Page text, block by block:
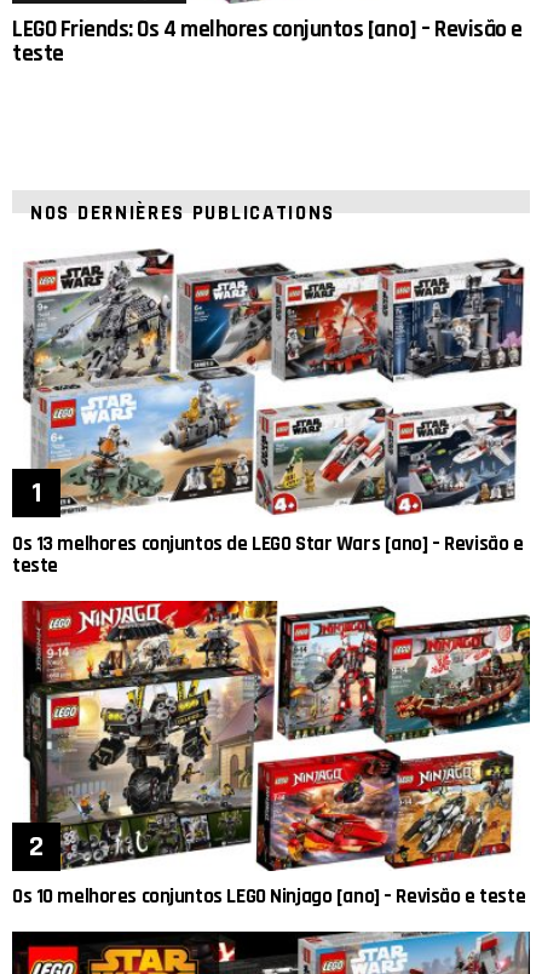
LEGO Friends: Os 4 melhores conjuntos [ano] – Revisão e
teste
NOS DERNIÈRES PUBLICATIONS
Os 13 melhores conjuntos de LEGO Star Wars [ano] – Revisão e
teste
Os 10 melhores conjuntos LEGO Ninjago [ano] – Revisão e teste